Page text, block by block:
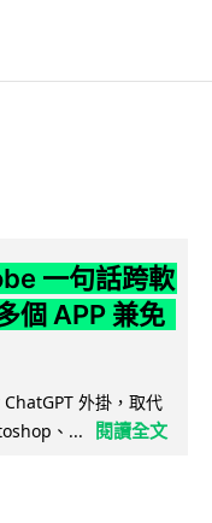
一句話跨軟
個 APP 兼免
外掛，取代
、...
閱讀全文